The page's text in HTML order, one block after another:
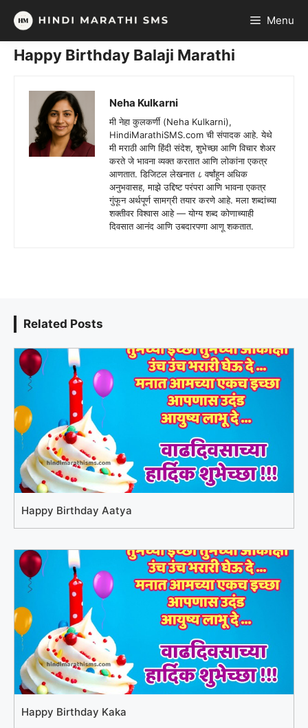
Skip
content
Menu
Happy Birthday Balaji Marathi
Neha Kulkarni
मी नेहा कुलकर्णी (Neha Kulkarni),
HindiMarathiSMS.com ची संपादक आहे. येथे
मी मराठी आणि हिंदी संदेश, शुभेच्छा आणि विचार शेअर
करते जे भावना व्यक्त करतात आणि लोकांना एकत्र
आणतात. डिजिटल लेखनात ८ वर्षांहून अधिक
अनुभवासह, माझे उद्दिष्ट परंपरा आणि भावना एकत्र
गुंफून अर्थपूर्ण सामग्री तयार करणे आहे. मला शब्दांच्या
शक्तीवर विश्वास आहे — योग्य शब्द कोणाच्याही
दिवसात आनंद आणि उबदारपणा आणू शकतात.
Related Posts
Happy Birthday Aatya
Happy Birthday Kaka